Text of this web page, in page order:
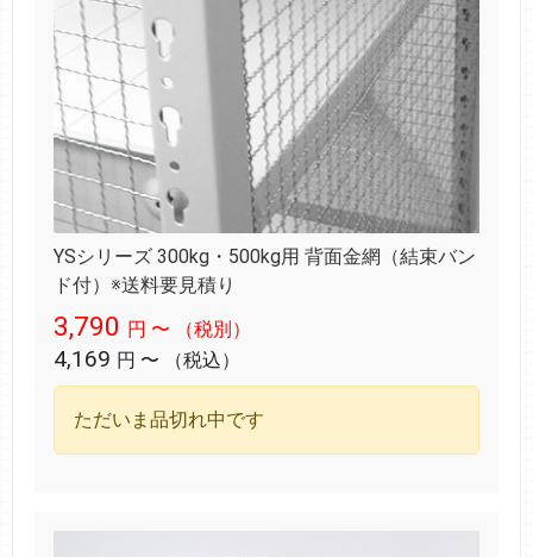
YSシリーズ 300kg・500kg用 背面金網（結束バン
ド付）※送料要見積り
3,790 円 〜 （税別）
4,169 円 〜 （税込）
ただいま品切れ中です